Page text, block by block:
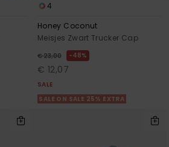
4
Honey Coconut
Meisjes Zwart Trucker Cap
€ 23,00 48%
€ 12,07
SALE
SALE ON SALE 25% EXTRA